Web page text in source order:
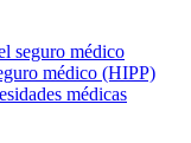
seguro médico
médico (HIPP)
médicas